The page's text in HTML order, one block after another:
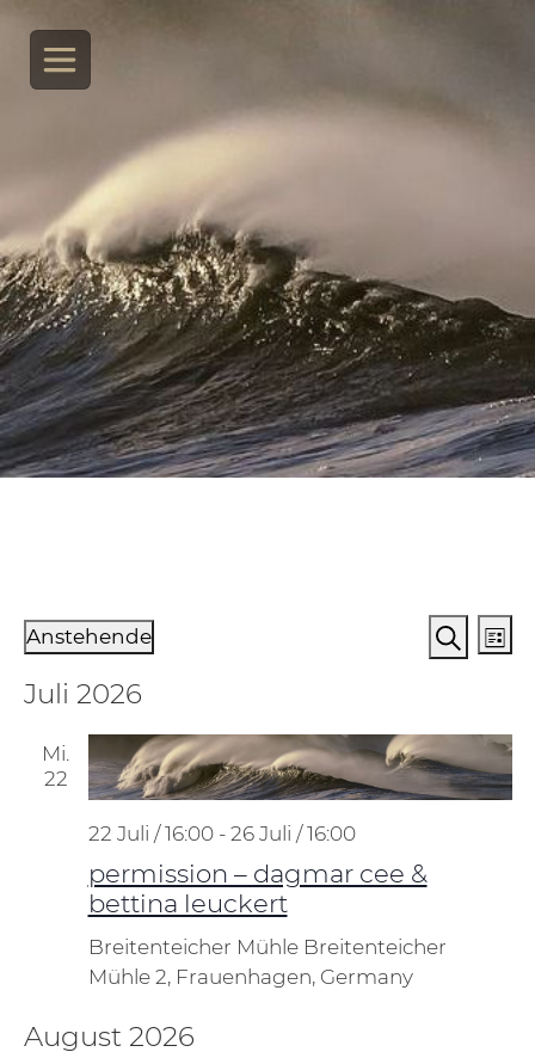
Veranstaltungen
Suche
Suche
Liste
Anstehende
wählen.
Juli 2026
Mi.
22
permission – dagmar cee &
bettina leuckert
22 Juli / 16:00- 26 Juli / 16:00
Breitenteicher Mühle Breitenteicher
Mühle 2, Frauenhagen, Germany
August 2026